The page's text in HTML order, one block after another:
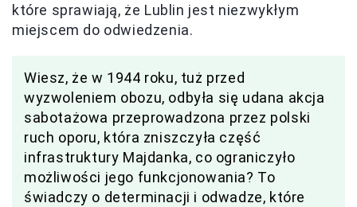
które sprawiają, że Lublin jest niezwykłym
miejscem do odwiedzenia.
Wiesz, że w 1944 roku, tuż przed
wyzwoleniem obozu, odbyła się udana akcja
sabotażowa przeprowadzona przez polski
ruch oporu, która zniszczyła część
infrastruktury Majdanka, co ograniczyło
możliwości jego funkcjonowania? To
świadczy o determinacji i odwadze, które